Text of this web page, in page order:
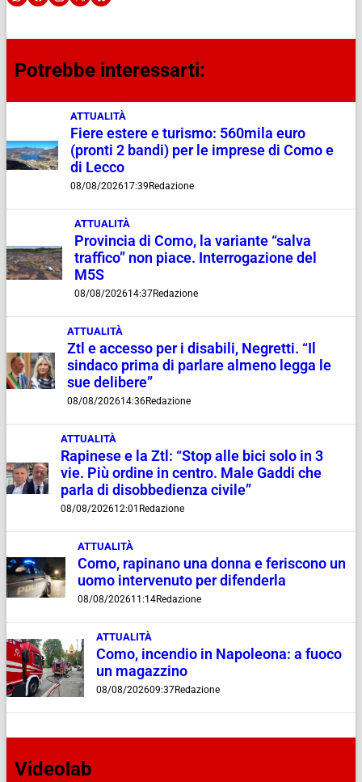
Potrebbe interessarti:
ATTUALITÀ
Fiere estere e turismo: 560mila euro
(pronti 2 bandi) per le imprese di Como e
di Lecco
08/08/202617:39 Redazione
ATTUALITÀ
Provincia di Como, la variante “salva
traffico” non piace. Interrogazione del
M5S
08/08/202614:37Redazione
ATTUALITÀ
Ztl e accesso per i disabili, Negretti. “Il
sindaco prima di parlare almeno legga le
sue delibere”
08/08/202614:36Redazione
ATTUALITÀ
Rapinese e la Ztl: “Stop alle bici solo in 3
vie. Più ordine in centro. Male Gaddi che
parla di disobbedienza civile”
08/08/202612:01 Redazione
ATTUALITÀ
Como, rapinano una donna e feriscono un
uomo intervenuto per difenderla
08/08/202611:14Redazione
ATTUALITÀ
Como, incendio in Napoleona: a fuoco
un magazzino
08/08/202609:37Redazione
Videolab